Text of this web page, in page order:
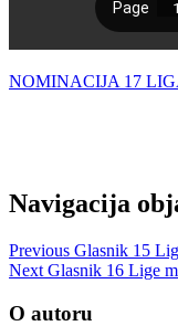
NOMINACIJA 17
Navigacija
Previous Glasnik 15
Next Glasnik 16 Lige
O autoru